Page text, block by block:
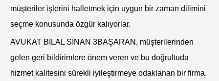
müşteriler işlerini halletmek için uygun bir zaman dilimini
seçme konusunda özgür kalıyorlar.
AVUKAT BİLAL SİNAN 3BAŞARAN, müşterilerinden
gelen geri bildirimlere önem veren ve bu doğrultuda
hizmet kalitesini sürekli iyileştirmeye odaklanan bir firma.